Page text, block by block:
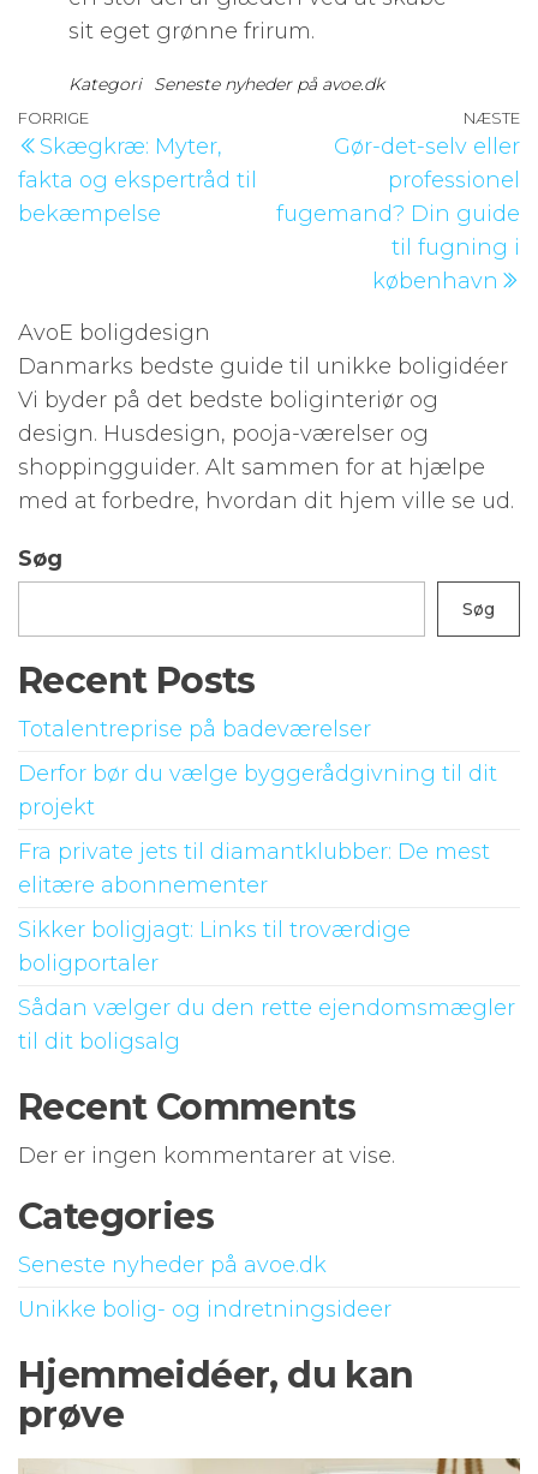
sit eget grønne frirum.
Kategori Seneste nyheder på avoe.dk
Indlægsnavigation
Forrige
indlæg
FORRIGE
Skægkræ: Myter,
fakta og ekspertråd til
bekæmpelse
NÆSTE
Gør-det-selv eller
professionel
fugemand? Din guide
til fugning i
københavn
AvoE boligdesign
Danmarks bedste guide til unikke boligidéer
Vi byder på det bedste boliginteriør og
design. Husdesign, pooja-værelser og
shoppingguider. Alt sammen for at hjælpe
med at forbedre, hvordan dit hjem ville se ud.
Søg
Søg
Recent Posts
Totalentreprise på badeværelser
Derfor bør du vælge byggerådgivning til dit
projekt
Fra private jets til diamantklubber: De mest
elitære abonnementer
Sikker boligjagt: Links til troværdige
boligportaler
Sådan vælger du den rette ejendomsmægler
til dit boligsalg
Recent Comments
Der er ingen kommentarer at vise.
Categories
Seneste nyheder på avoe.dk
Unikke bolig- og indretningsideer
Hjemmeidéer, du kan
prøve